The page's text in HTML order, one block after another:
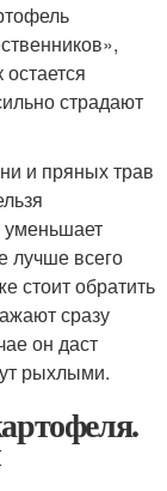
страдают
и пряных трав
лучше всего
стоит обратить
сразу
он даст
рыхлыми.